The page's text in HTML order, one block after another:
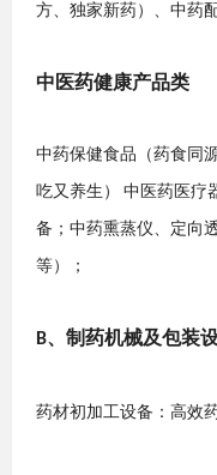
方、独家新药）、中药
中医药健康产品类
中药保健食品（药食同
吃又养生） 中医药医疗
备；中药熏蒸仪、定向
等） ；
B、 制药机械及包装
药材初加工设备：高效